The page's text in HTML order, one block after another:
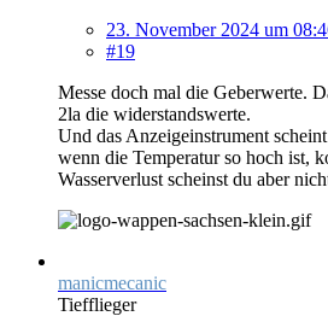
23. November 2024 um
#19
Messe doch mal die Geberwerte.
2la die widerstandswerte.
Und das Anzeigeinstrument
wenn die Temperatur so hoch ist,
Wasserverlust scheinst du aber
manicmecanic
Tiefflieger